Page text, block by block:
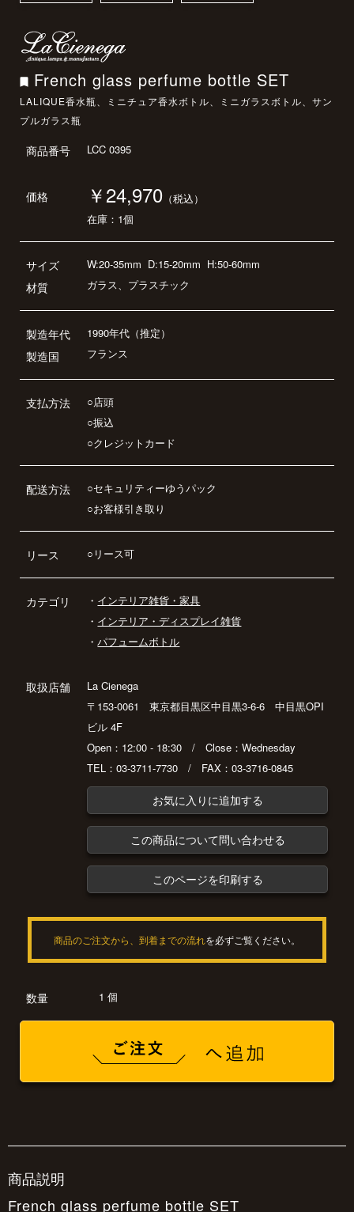
French glass perfume bottle SET
LALIQUE香水瓶、ミニチュア香水ボトル、ミニガラスボトル、サン
プルガラス瓶
商品番号 LCC 0395
価格 ￥24,970 （税込）
在庫：1個
サイズ
材質
W:20-35mm D:15-20mm H:50-60mm
ガラス、プラスチック
製造年代
製造国
1990年代（推定）
フランス
支払方法
○店頭
○振込
○クレジットカード
配送方法
○セキュリティーゆうパック
○お客様引き取り
リース ○リース可
カテゴリ ・ インテリア雑貨・家具
・ インテリア・ディスプレイ雑貨
・パフュームボトル
取扱店舗
La Cienega
〒153-0061 東京都目黒区中目黒3-6-6 中目黒OPI
ビル 4F
Open：12:00 - 18:30 / Close：Wednesday
TEL：03-3711-7730 / FAX：03-3716-0845
お気に入りに追加する
この商品について問い合わせる
このページを印刷する
商品のご注文から、到着までの流れを必ずご覧ください。
数量 1 個
商品説明
French glass perfume bottle SET